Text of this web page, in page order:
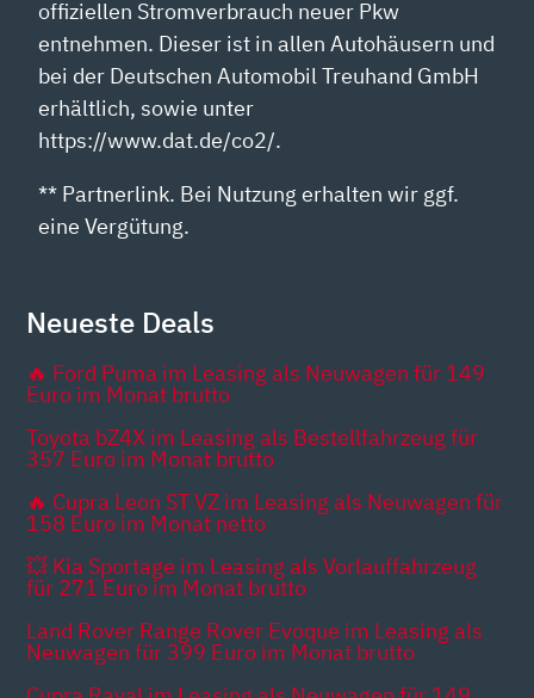
offiziellen Stromverbrauch neuer Pkw
entnehmen. Dieser ist in allen Autohäusern und
bei der Deutschen Automobil Treuhand GmbH
erhältlich, sowie unter
https://www.dat.de/co2/.
** Partnerlink. Bei Nutzung erhalten wir ggf.
eine Vergütung.
Neueste Deals
🔥 Ford Puma im Leasing als Neuwagen für 149
Euro im Monat brutto
Toyota bZ4X im Leasing als Bestellfahrzeug für
357 Euro im Monat brutto
🔥 Cupra Leon ST VZ im Leasing als Neuwagen für
158 Euro im Monat netto
💥 Kia Sportage im Leasing als Vorlauffahrzeug
für 271 Euro im Monat brutto
Land Rover Range Rover Evoque im Leasing als
Neuwagen für 399 Euro im Monat brutto